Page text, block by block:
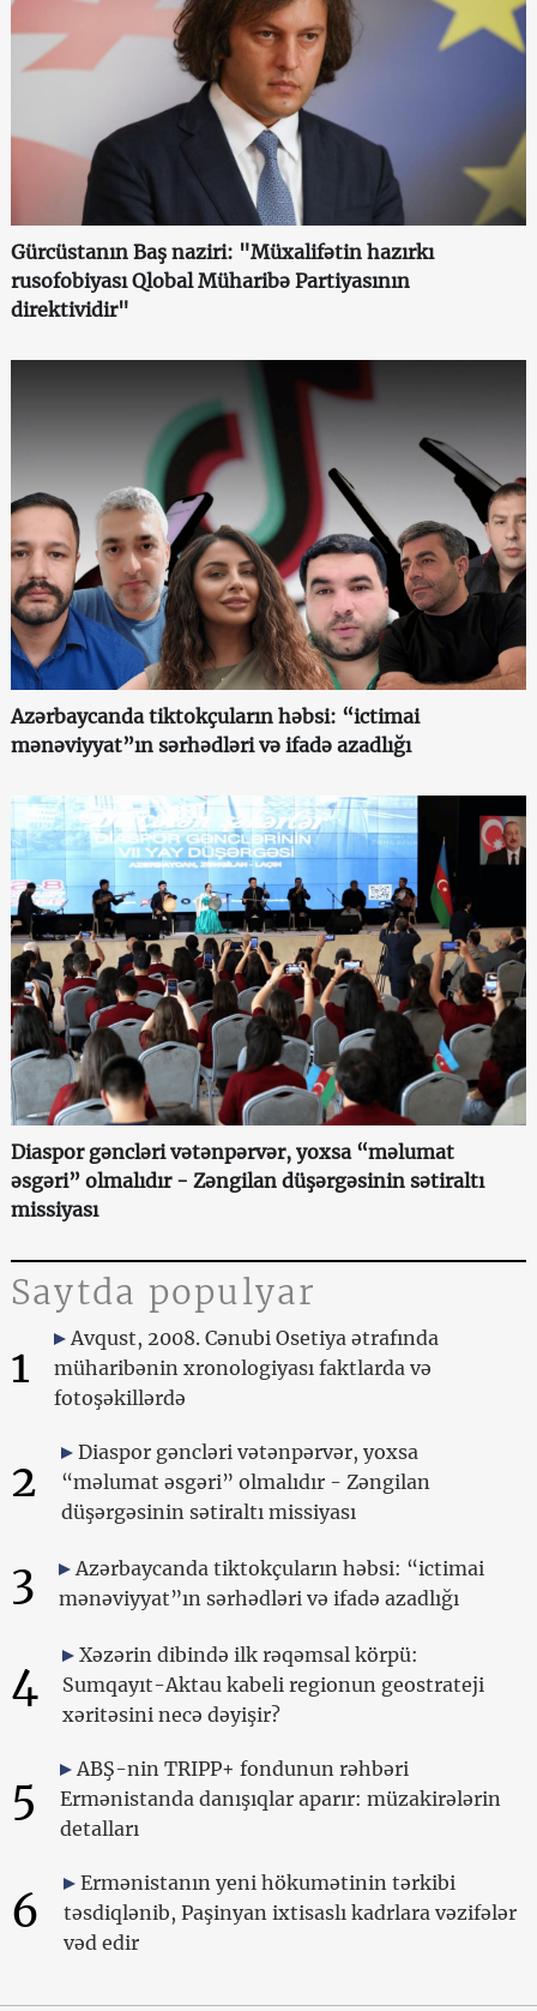
Gürcüstanın Baş naziri: "Müxalifətin hazırkı
rusofobiyası Qlobal Müharibə Partiyasının
direktividir"
Azərbaycanda tiktokçuların həbsi: “ictimai
mənəviyyat”ın sərhədləri və ifadə azadlığı
Diaspor gəncləri vətənpərvər, yoxsa “məlumat
əsgəri” olmalıdır - Zəngilan düşərgəsinin sətiraltı
missiyası
Saytda populyar
1
Avqust, 2008. Cənubi Osetiya ətrafında
müharibənin xronologiyası faktlarda və
fotoşəkillərdə
2
Diaspor gəncləri vətənpərvər, yoxsa
“məlumat əsgəri” olmalıdır - Zəngilan
düşərgəsinin sətiraltı missiyası
3
Azərbaycanda tiktokçuların həbsi: “ictimai
mənəviyyat”ın sərhədləri və ifadə azadlığı
4
Xəzərin dibində ilk rəqəmsal körpü:
Sumqayıt-Aktau kabeli regionun geostrateji
xəritəsini necə dəyişir?
5
ABŞ-nin TRIPP+ fondunun rəhbəri
Ermənistanda danışıqlar aparır: müzakirələrin
detalları
6
Ermənistanın yeni hökumətinin tərkibi
təsdiqlənib, Paşinyan ixtisaslı kadrlara vəzifələr
vəd edir